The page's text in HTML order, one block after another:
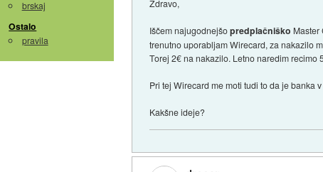
brskaj
Ostalo
pravila
Zdravo,
Iščem najugodnejšopredplačniško Master
trenutno uporabljam Wirecard, za nakazilo
Torej 2€ na nakazilo. Letno naredim recimo
Pri tej Wirecard me moti tudi to da je banka
Kakšne ideje?